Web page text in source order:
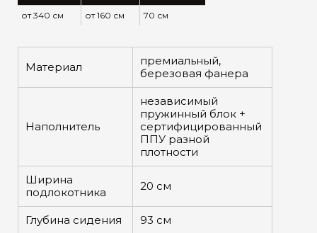
от 340 см от 160 см 70 см
Материал
премиальный,
березовая фанера
Наполнитель
независимый
пружинный блок +
сертифицированный
ППУ разной
плотности
Ширина
подлокотника
20 см
Глубина сидения 93 см